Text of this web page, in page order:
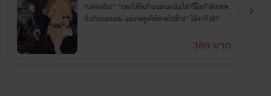
“ปล่อยฉัน!” “บอกให้ไปกินนมนอนไม่ใช่?นี่ไงกำลังจะพ
าไปกินนมนอน แม่งจะดูดให้ขาดไปข้าง” ไอ้จากัวร์!!!
389 บาท